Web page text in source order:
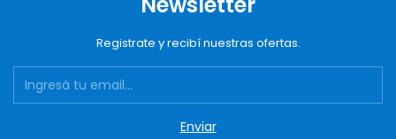
Registrate y recibí nuestras ofertas.